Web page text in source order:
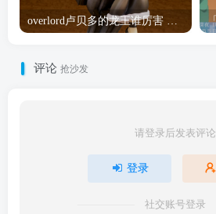
评论 抢沙发
请登录后发表评论
登录
社交账号登录